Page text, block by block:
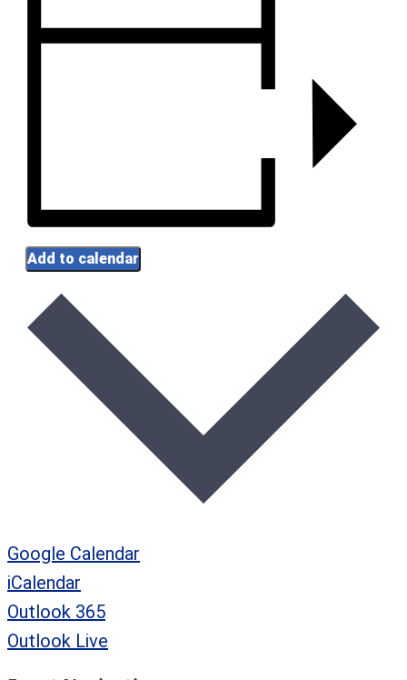
Add to calendar
Google Calendar
iCalendar
Outlook 365
Outlook Live